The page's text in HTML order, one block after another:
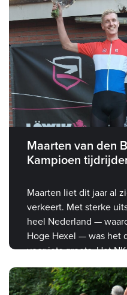
Maarten van den
Kampioen
Maarten liet dit jaar al
verkeert. Met sterke
heel Nederland —
Hoge Hexel — was het
voor iets groots. Het
bevestiging.